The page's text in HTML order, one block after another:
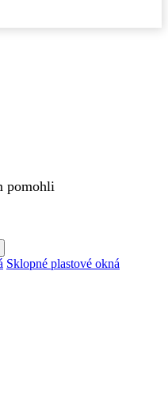
pomohli
Sklopné plastové okná